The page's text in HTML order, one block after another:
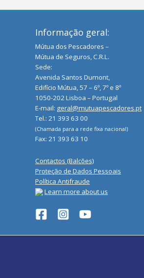
Informação geral:
Mútua dos Pescadores –
Mútua de Seguros, C.R.L.
Sede:
Avenida Santos Dumont,
Edifício Mútua, 57 – 6º, 7º e 8º
1050-202 Lisboa – Portugal
E-mail: geral@mutuapescadores.pt
Tel.: 21 393 63 00
(Chamada para a rede fixa nacional)
Fax: 21 393 63 10
Contactos (Balcões)
Proteção de Dados Pessoais
Política Antifraude
Learn more about us